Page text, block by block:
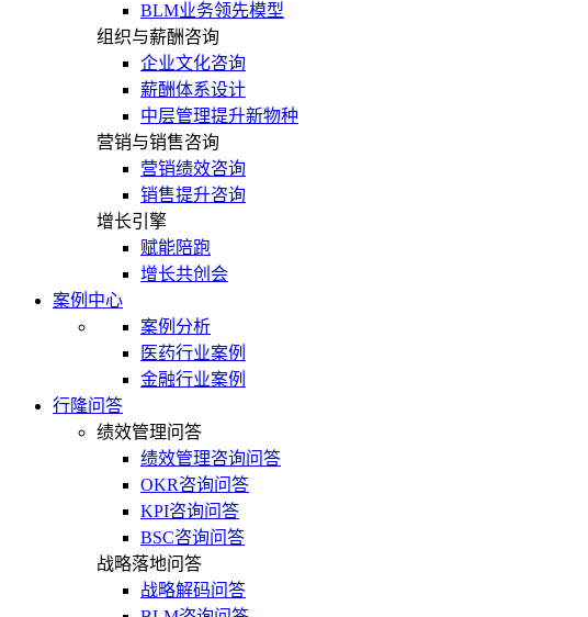
BLM业务领先模型
组织与薪酬咨询
企业文化咨询
薪酬体系设计
中层管理提升新物种
营销与销售咨询
营销绩效咨询
销售提升咨询
增长引擎
赋能陪跑
增长共创会
案例中心
案例分析
医药行业案例
金融行业案例
行隆问答
绩效管理问答
绩效管理咨询问答
OKR咨询问答
KPI咨询问答
BSC咨询问答
战略落地问答
战略解码问答